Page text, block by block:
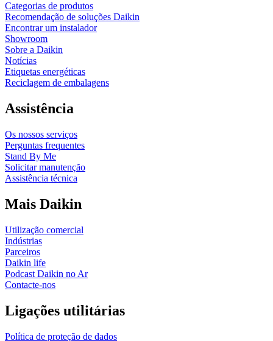
Categorias de produtos
Recomendação de soluções Daikin
Encontrar um instalador
Showroom
Sobre a Daikin
Notícias
Etiquetas energéticas
Reciclagem de embalagens
Assistência
Os nossos serviços
Perguntas frequentes
Stand By Me
Solicitar manutenção
Assistência técnica
Mais Daikin
Utilização comercial
Indústrias
Parceiros
Daikin life
Podcast Daikin no Ar
Contacte-nos
Ligações utilitárias
Política de proteção de dados